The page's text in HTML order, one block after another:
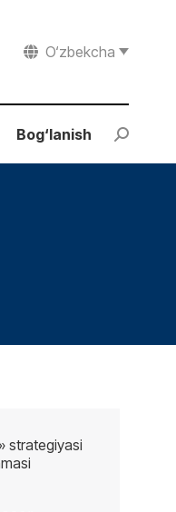
O‘zbekcha
Bog‘lanish Search:
strategiyasi